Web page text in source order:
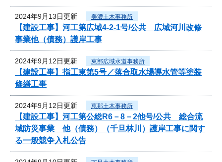
2024年9月13日更新 美濃土木事務所
【建設工事】河工第広域4-2-1号/公共 広域河川改修
事業他（債務）護岸工事
2024年9月12日更新 東部広域水道事務所
【建設工事】指工東第5号／落合取水場導水管等塗装
修繕工事
2024年9月12日更新 恵那土木事務所
【建設工事】河工第公総R6－8－2他号/公共 総合流
域防災事業 他（債務）（千旦林川）護岸工事に関す
る一般競争入札公告